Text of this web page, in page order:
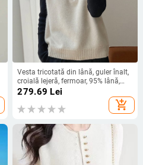
Vesta tricotată din lână, guler înalt,
croială lejeră, fermoar, 95% lână,
lungime medie
279.69 Lei
add_shopping_cart